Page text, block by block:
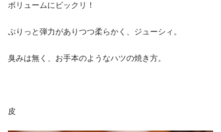
ボリュームにビックリ！
ぷりっと弾力がありつつ柔らかく、ジューシィ。
臭みは無く、お手本のようなハツの焼き方。
皮